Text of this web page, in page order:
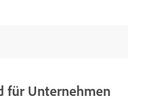
für Unternehmen